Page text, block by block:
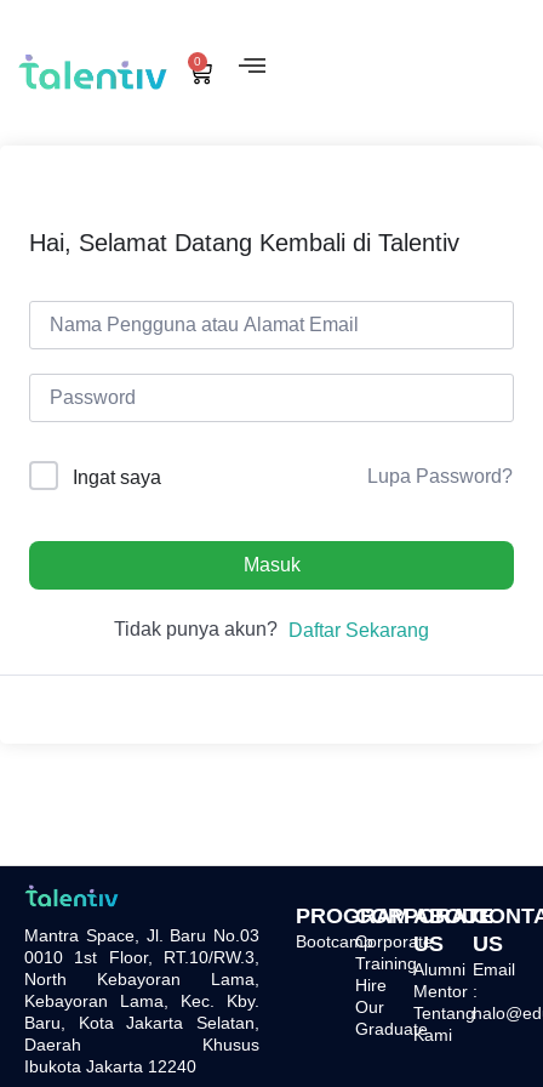
0
Hai, Selamat Datang Kembali di Talentiv
Ingat saya Lupa Password?
Masuk
Tidak punya akun? Daftar Sekarang
Mantra Space, Jl. Baru No.03
0010 1st Floor, RT.10/RW.3,
North Kebayoran Lama,
Kebayoran Lama, Kec. Kby.
Baru, Kota Jakarta Selatan,
Daerah Khusus
Ibukota Jakarta 12240
PROGRAM
Bootcamp
CORPORATE
Corporate
Training
Hire
Our
Graduate
ABOUT
US
Alumni
Mentor
Tentang
Kami
US
Email
: